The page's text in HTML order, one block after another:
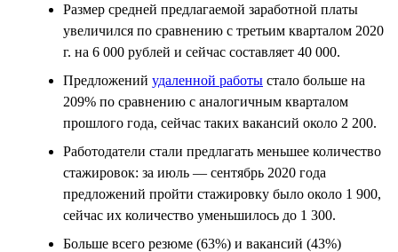
Размер средней предлагаемой заработной платы
увеличился по сравнению с третьим кварталом 2020
г. на 6 000 рублей и сейчас составляет 40 000.
Предложений удаленной работы стало больше на
209% по сравнению с аналогичным кварталом
прошлого года, сейчас таких вакансий около 2 200.
Работодатели стали предлагать меньшее количество
стажировок: за июль — сентябрь 2020 года
предложений пройти стажировку было около 1 900,
сейчас их количество уменьшилось до 1 300.
Больше всего резюме (63%) и вакансий (43%)